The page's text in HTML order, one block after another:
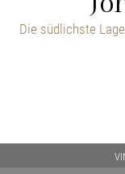
Die südlichste